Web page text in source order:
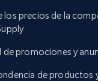
los precios de la
de promociones y
de productos